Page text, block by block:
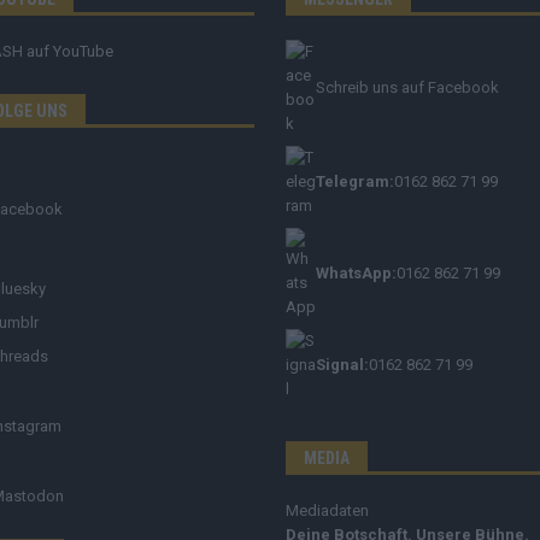
auf YouTube
UNS
Schreib uns auf Facebook
Telegram:0162 862 71 99
WhatsApp:0162 862 71 99
Signal:0162 862 71 99
MEDIA
Mediadaten
Deine Botschaft. Unsere Bühne.